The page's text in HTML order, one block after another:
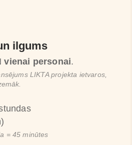
ilgums
vienai personai.
LIKTA projekta ietvaros,
= 45 minūtes